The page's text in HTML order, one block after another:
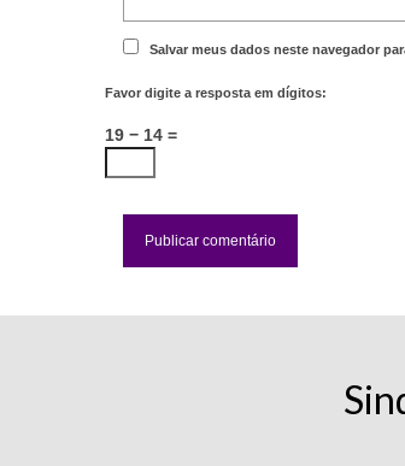
Salvar meus dados neste navegador
Favor digite a resposta em dígitos:
19 − 14 =